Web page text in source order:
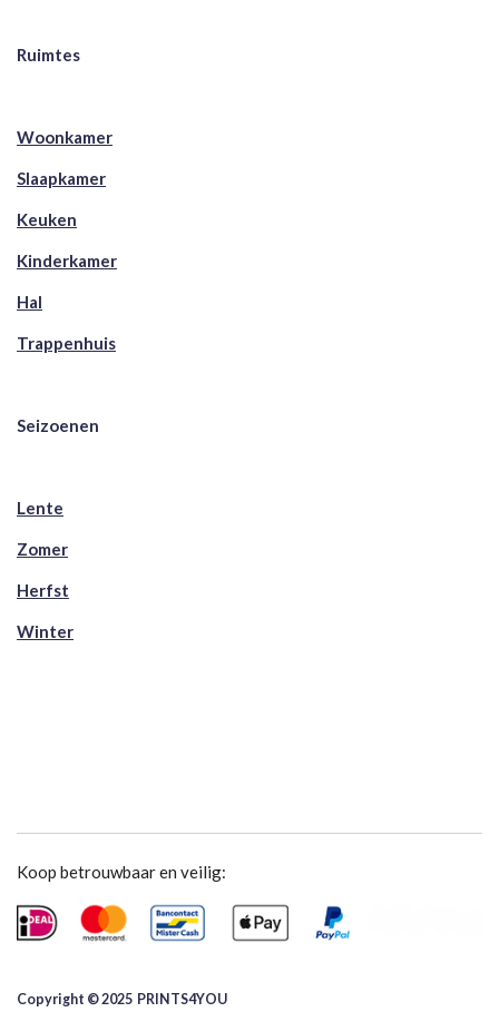
Ruimtes
Woonkamer
Slaapkamer
Keuken
Kinderkamer
Hal
Trappenhuis
Seizoenen
Lente
Zomer
Herfst
Winter
Koop betrouwbaar en veilig:
Copyright © 2025 ​PRINTS4YOU